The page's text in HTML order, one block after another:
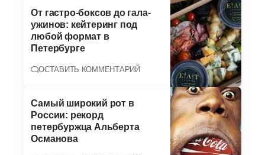
От гастро-боксов до гала-
ужинов: кейтеринг под
любой формат в
Петербурге
ОСТАВИТЬ КОММЕНТАРИЙ
Самый широкий рот в
России: рекорд
петербуржца Альберта
Османова